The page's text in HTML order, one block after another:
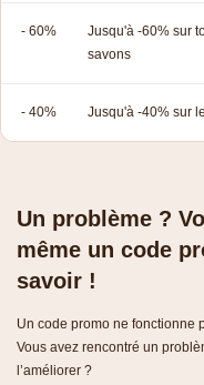
- 60%
Jusqu'à -60% sur
savons
- 40% Jusqu'à -40% sur
Un problème ?
même un code
savoir !
Un code promo ne fonctionne
Vous avez rencontré un
l’améliorer ?